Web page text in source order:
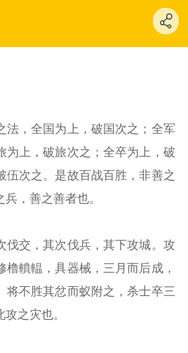
，全国为上，破国次之；全军
为上，破旅次之；全卒为上，破
伍次之。是故百战百胜，非善之
，善之善者也。
交，其次伐兵，其下攻城。攻
轒輼，具器械，三月而后成，
将不胜其忿而蚁附之，杀士卒三
之灾也。